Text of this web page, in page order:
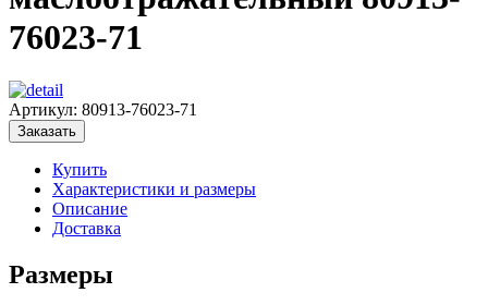
76023-71
Артикул: 80913-76023-71
Заказать
Купить
Характеристики и размеры
Описание
Доставка
Размеры